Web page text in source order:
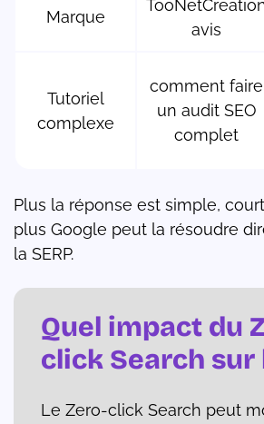
Marque
avis
Tutoriel
complexe
comment faire
un audit SEO
complet
Plus la réponse est simple,
plus Google peut la résoudre
la SERP.
Quel impact du
click Search sur
Le Zero-click Search peut